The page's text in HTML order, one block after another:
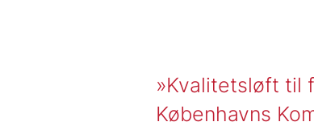
»Kvalitetsløft til
Københavns